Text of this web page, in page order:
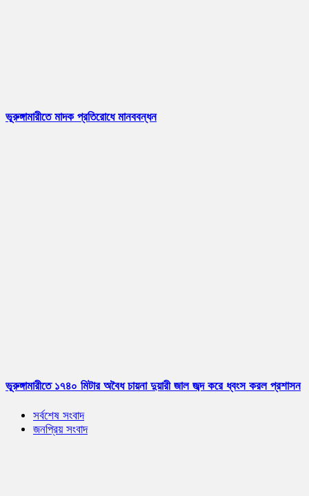
ভূরুঙ্গামারীতে মাদক প্রতিরোধে মানববন্ধন
ভূরুঙ্গামারীতে ১৭৪০ মিটার অবৈধ চায়না দুয়ারী জাল জব্দ করে ধ্বংস করল প্রশাসন
সর্বশেষ সংবাদ
জনপ্রিয় সংবাদ